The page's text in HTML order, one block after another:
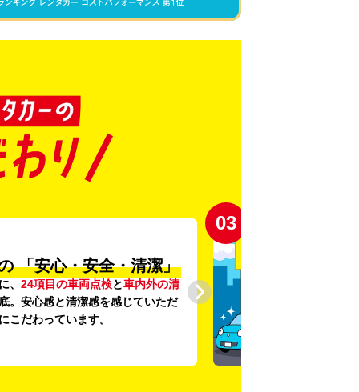
「安心・安全・清潔」
、 24項目の車両点検と車内外の清
。安心感と清潔感を感じていただ
こだわっています。
03